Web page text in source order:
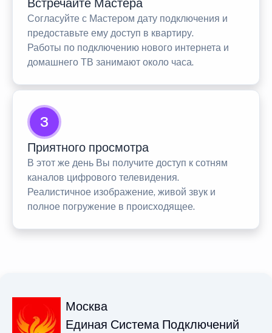
Встречайте Мастера
Согласуйте с Мастером дату подключения и
предоставьте ему доступ в квартиру.
Работы по подключению нового интернета и
домашнего ТВ занимают около часа.
3
Приятного просмотра
В этот же день Вы получите доступ к сотням
каналов цифрового телевидения.
Реалистичное изображение, живой звук и
полное погружение в происходящее.
Москва
Единая Система Подключений